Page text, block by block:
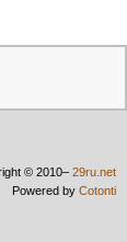
© 2010– 29ru.net
Powered by Cotonti